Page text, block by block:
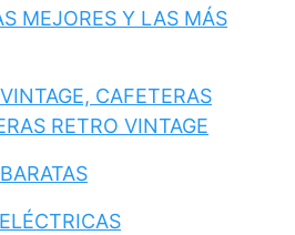
MEJORES Y LAS MÁS
CAFETERAS
RETRO VINTAGE